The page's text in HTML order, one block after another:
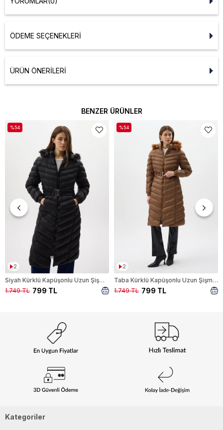
ÖDEME SEÇENEKLERI
ÜRÜN ÖNERILERI
BENZER ÜRÜNLER
2
Siyah Kürklü Kapüşonlu Uzun Şişme Kadın Mont 3409
799 TL
1.749 TL
%54
2
Taba Kürklü Kapüşonlu Uzun Şişme Kadın Mont 3410
799 TL
1.749 TL
%54
Kategoriler